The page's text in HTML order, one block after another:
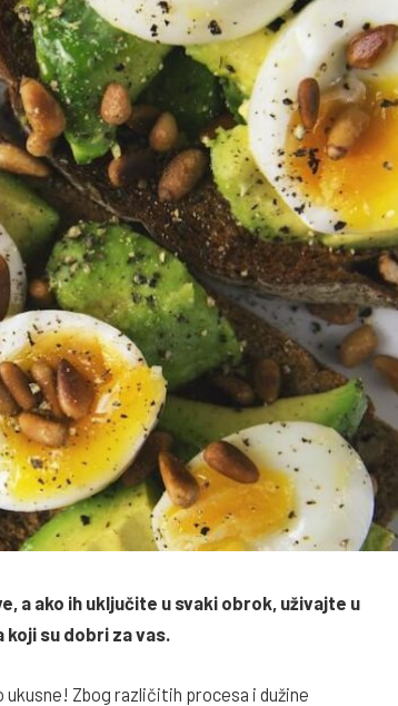
a ako ih uključite u svaki obrok, uživajte u
koji su dobri za vas.
ukusne! Zbog različitih procesa i dužine